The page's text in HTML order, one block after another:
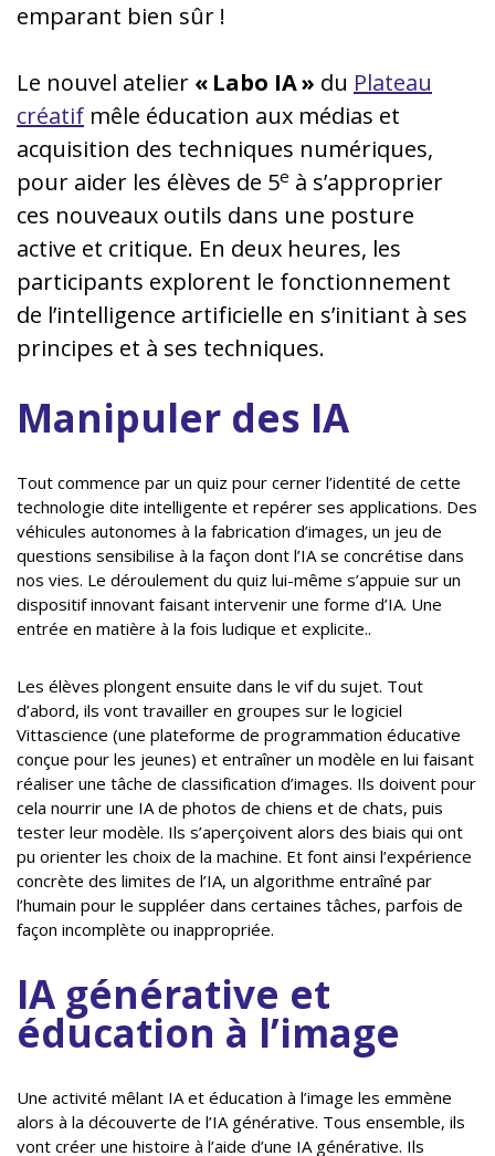
emparant bien sûr !
Le nouvel atelier « Labo IA » du Plateau
créatif mêle éducation aux médias et
acquisition des techniques numériques,
pour aider les élèves de 5e à s’approprier
ces nouveaux outils dans une posture
active et critique. En deux heures, les
participants explorent le fonctionnement
de l’intelligence artificielle en s’initiant à ses
principes et à ses techniques.
Manipuler des IA
Tout commence par un quiz pour cerner l’identité de cette
technologie dite intelligente et repérer ses applications. Des
véhicules autonomes à la fabrication d’images, un jeu de
questions sensibilise à la façon dont l’IA se concrétise dans
nos vies. Le déroulement du quiz lui-même s’appuie sur un
dispositif innovant faisant intervenir une forme d’IA. Une
entrée en matière à la fois ludique et explicite..
Les élèves plongent ensuite dans le vif du sujet. Tout
d’abord, ils vont travailler en groupes sur le logiciel
Vittascience (une plateforme de programmation éducative
conçue pour les jeunes) et entraîner un modèle en lui faisant
réaliser une tâche de classification d’images. Ils doivent pour
cela nourrir une IA de photos de chiens et de chats, puis
tester leur modèle. Ils s’aperçoivent alors des biais qui ont
pu orienter les choix de la machine. Et font ainsi l’expérience
concrète des limites de l’IA, un algorithme entraîné par
l’humain pour le suppléer dans certaines tâches, parfois de
façon incomplète ou inappropriée.
IA générative et
éducation à l’image
Une activité mêlant IA et éducation à l’image les emmène
alors à la découverte de l’IA générative. Tous ensemble, ils
vont créer une histoire à l’aide d’une IA générative. Ils